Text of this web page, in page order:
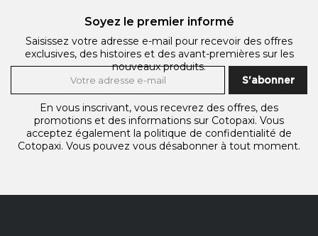
Soyez le premier informé
Saisissez votre adresse e-mail pour recevoir des offres
exclusives, des histoires et des avant-premières sur les
nouveaux produits.
S'abonner
En vous inscrivant, vous recevrez des offres, des
promotions et des informations sur Cotopaxi. Vous
acceptez également la politique de confidentialité de
Cotopaxi. Vous pouvez vous désabonner à tout moment.